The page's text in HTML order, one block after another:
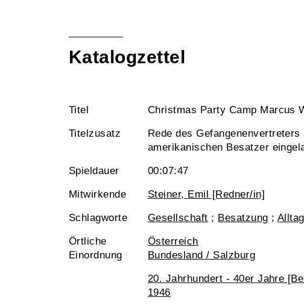
Katalogzettel
Titel Christmas Party Camp Marcus
Titelzusatz
Rede des
amerikanischen Besatzer
Spieldauer 00:07:47
Mitwirkende Steiner, Emil [Redner/in]
Schlagworte Gesellschaft ; Besatzung ; Alltag
Örtliche
Einordnung
Österreich
Bundesland / Salzburg
20. Jahrhundert - 40er Jahre
1946